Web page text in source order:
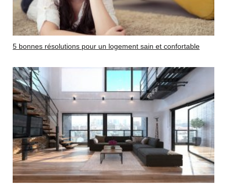
5 bonnes résolutions pour un logement sain et confortable